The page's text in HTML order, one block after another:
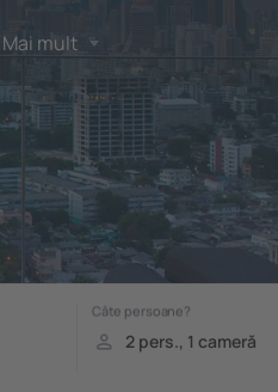
Mai mult